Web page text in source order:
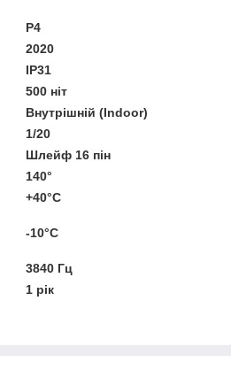
P4
2020
IP31
500 ніт
Внутрішній (Indoor)
1/20
Шлейф 16 пін
140°
+40°C
-10°C
3840 Гц
1 рік